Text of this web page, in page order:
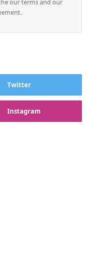
our terms and our
Twitter
Instagram